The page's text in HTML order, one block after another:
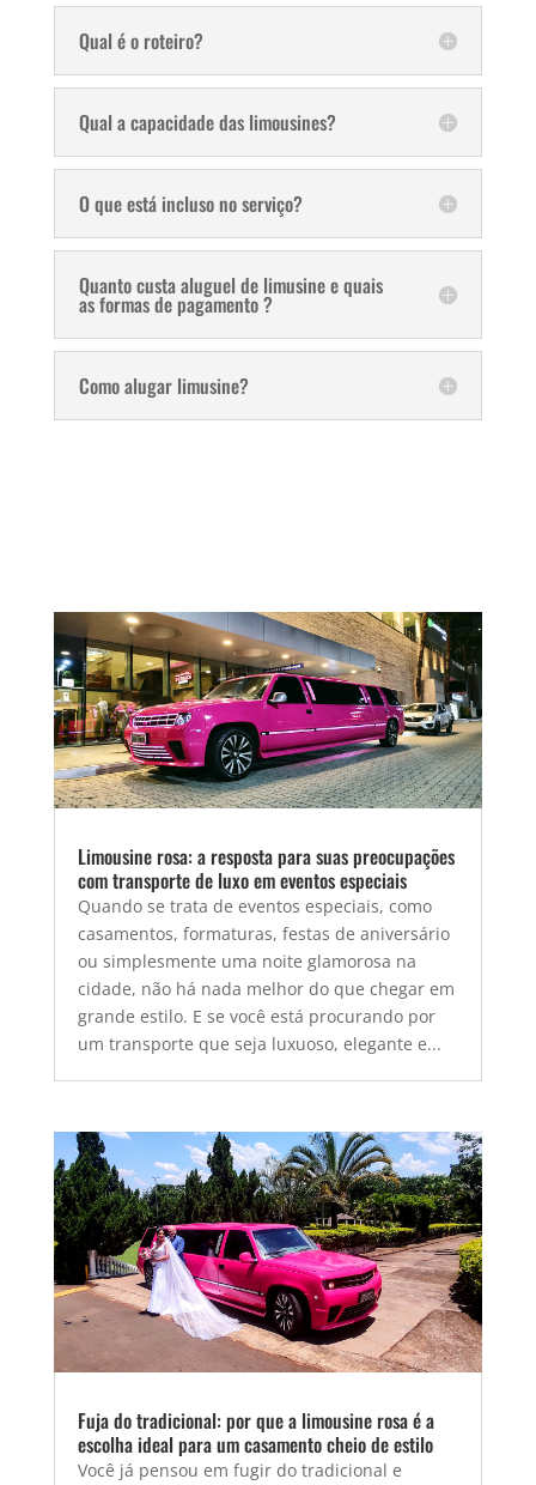
Qual é o roteiro?
Qual a capacidade das limousines?
O que está incluso no serviço?
Quanto custa aluguel de limusine e quais
as formas de pagamento ?
Como alugar limusine?
Limousine rosa: a resposta para suas preocupações
com transporte de luxo em eventos especiais
Quando se trata de eventos especiais, como
casamentos, formaturas, festas de aniversário
ou simplesmente uma noite glamorosa na
cidade, não há nada melhor do que chegar em
grande estilo. E se você está procurando por
um transporte que seja luxuoso, elegante e...
Fuja do tradicional: por que a limousine rosa é a
escolha ideal para um casamento cheio de estilo
Você já pensou em fugir do tradicional e